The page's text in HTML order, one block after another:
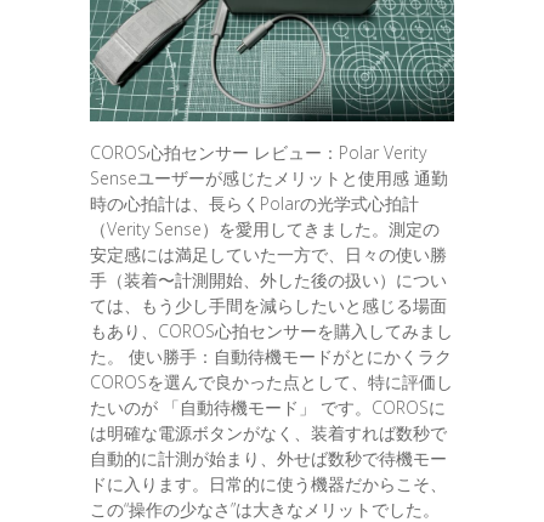
COROS心拍センサー レビュー：Polar Verity
Senseユーザーが感じたメリットと使用感 通勤
時の心拍計は、長らくPolarの光学式心拍計
（Verity Sense）を愛用してきました。測定の
安定感には満足していた一方で、日々の使い勝
手（装着〜計測開始、外した後の扱い）につい
ては、もう少し手間を減らしたいと感じる場面
もあり、COROS心拍センサーを購入してみまし
た。 使い勝手：自動待機モードがとにかくラク
COROSを選んで良かった点として、特に評価し
たいのが 「自動待機モード」 です。COROSに
は明確な電源ボタンがなく、装着すれば数秒で
自動的に計測が始まり、外せば数秒で待機モー
ドに入ります。日常的に使う機器だからこそ、
この“操作の少なさ”は大きなメリットでした。